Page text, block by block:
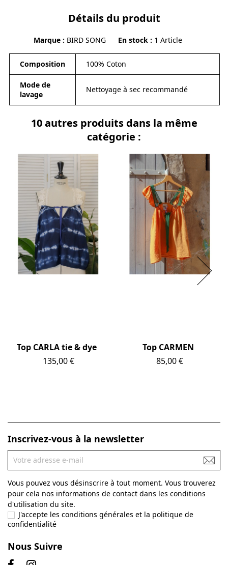
Détails du produit
Marque BIRD SONG En stock 1 Article
Composition 100% Coton
Mode de
lavage
Nettoyage à sec recommandé
10 autres produits dans la même
catégorie :
Top CARLA tie & dye
Prix
135,00 €
Top CARMEN
Prix
85,00 €
Inscrivez-vous à la newsletter
Vous pouvez vous désinscrire à tout moment. Vous trouverez
pour cela nos informations de contact dans les conditions
d'utilisation du site.
J'accepte les conditions générales et la politique de
confidentialité
Nous Suivre